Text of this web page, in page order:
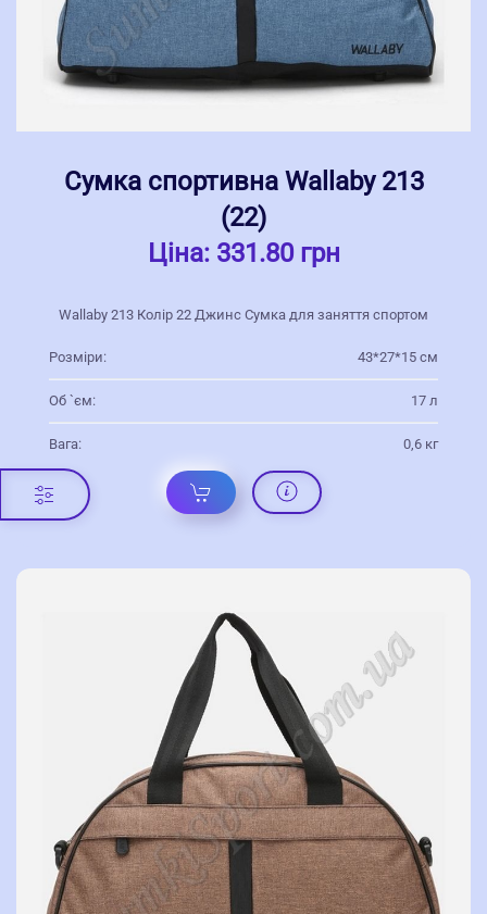
Сумка спортивна Wallaby 213
(22)
Ціна: 331.80 грн
Wallaby 213 Колір 22 Джинс Сумка для заняття спортом
Розміри: 43*27*15 см
Об `єм: 17 л
Вага: 0,6 кг